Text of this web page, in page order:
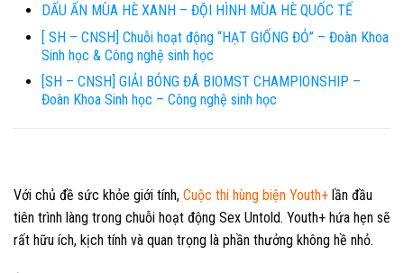
DẤU ẤN MÙA HÈ XANH – ĐỘI HÌNH MÙA HÈ QUỐC TẾ
[ SH – CNSH] Chuỗi hoạt động “HẠT GIỐNG ĐỎ” – Đoàn Khoa
Sinh học & Công nghệ sinh học
[SH – CNSH] GIẢI BÓNG ĐÁ BIOMST CHAMPIONSHIP –
Đoàn Khoa Sinh học – Công nghệ sinh học
Với chủ đề sức khỏe giới tính, Cuộc thi hùng biện Youth+ lần đầu
tiên trình làng trong chuỗi hoạt động Sex Untold. Youth+ hứa hẹn sẽ
rất hữu ích, kịch tính và quan trọng là phần thưởng không hề nhỏ.